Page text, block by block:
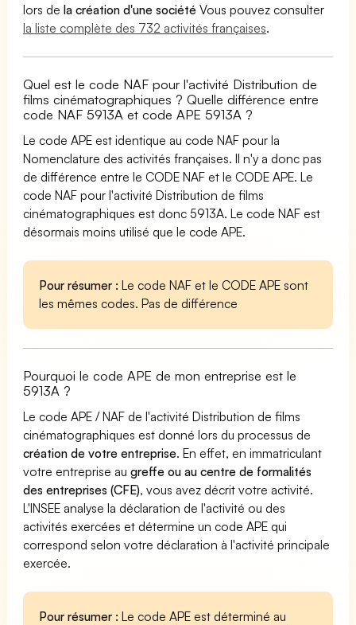
lors dela création d'une société Vous pouvez consulter
la liste complète des 732 activités françaises.
Quel est le code NAF pour l'activité Distribution de
films cinématographiques ? Quelle différence entre
code NAF 5913A et code APE 5913A ?
Le code APE est identique au code NAF pour la
Nomenclature des activités françaises. Il n'y a donc pas
de différence entre le CODE NAF et le CODE APE. Le
code NAF pour l'activité Distribution de films
cinématographiques est donc 5913A. Le code NAF est
désormais moins utilisé que le code APE.
Pour résumer : Le code NAF et le CODE APE sont
les mêmes codes. Pas de différence
Pourquoi le code APE de mon entreprise est le
5913A ?
Le code APE / NAF de l'activité Distribution de films
cinématographiques est donné lors du processus de
création de votre entreprise. En effet, en immatriculant
votre entreprise augreffe ou au centre de formalités
des entreprises (CFE), vous avez décrit votre activité.
L'INSEE analyse la déclaration de l'activité ou des
activités exercées et détermine un code APE qui
correspond selon votre déclaration à l'activité principale
exercée.
Pour résumer : Le code APE est déterminé au